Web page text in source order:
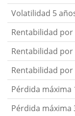
Volatilidad 5
Rentabilidad
Rentabilidad por
Rentabilidad por
Pérdida máxima
Pérdida máxima